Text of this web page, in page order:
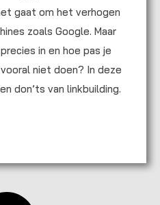
gaat om het verhogen
zoals Google. Maar
in en hoe pas je
niet doen? In deze
don’ts van linkbuilding.